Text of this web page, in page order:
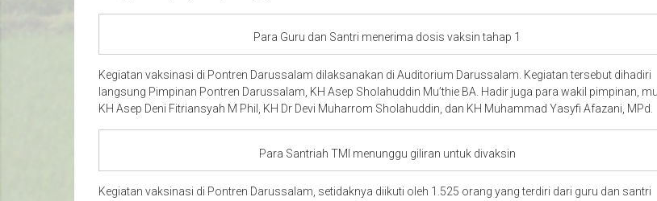
Para Guru dan Santri menerima dosis vaksin tahap 1
Kegiatan vaksinasi di Pontren Darussalam dilaksanakan di Auditorium Darussalam. Kegiatan tersebut dihadiri
langsung Pimpinan Pontren Darussalam, KH Asep Sholahuddin Mu’thie BA. Hadir juga para wakil pimpinan,
KH Asep Deni Fitriansyah M Phil, KH Dr Devi Muharrom Sholahuddin, dan KH Muhammad Yasyfi Afazani, MPd.
Para Santriah TMI menunggu giliran untuk divaksin
Kegiatan vaksinasi di Pontren Darussalam, setidaknya diikuti oleh 1.525 orang yang terdiri dari guru dan santri